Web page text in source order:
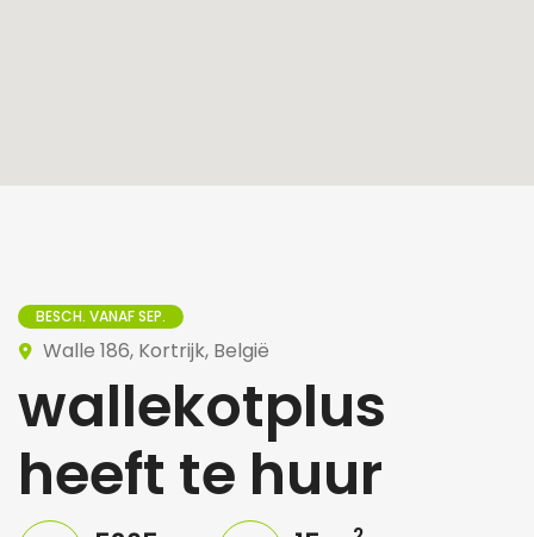
BESCH. VANAF SEP.
Walle 186, Kortrijk, België
wallekotplus
heeft te huur